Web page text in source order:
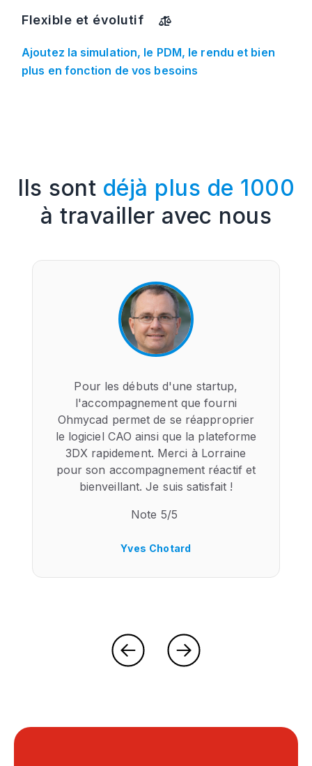
Flexible et évolutif
Ajoutez la simulation, le PDM, le rendu et bien
plus en fonction de vos besoins
Ils sont déjà plus de 1000
à travailler avec nous
Pour les débuts d'une startup,
l'accompagnement que fourni
Ohmycad permet de se réapproprier
le logiciel CAO ainsi que la plateforme
3DX rapidement. Merci à Lorraine
pour son accompagnement réactif et
bienveillant. Je suis satisfait !
Note 5/5
Yves Chotard